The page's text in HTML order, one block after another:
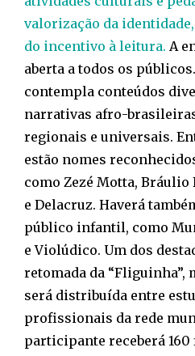
valorização da
do incentivo à leitura. A
aberta a todos os
contempla conteúdos
narrativas afro-
regionais e universais.
estão nomes
como Zezé Motta, Bráulio
e Delacruz. Haverá
público infantil, como
e Violúdico. Um dos
retomada da “Fliguinha”,
será distribuída entre
profissionais da rede
participante receberá